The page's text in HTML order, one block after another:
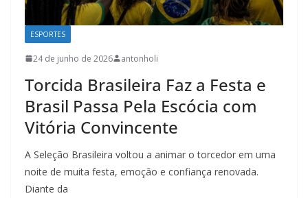
ESPORTES
24 de junho de 2026 antonholi
Torcida Brasileira Faz a Festa e
Brasil Passa Pela Escócia com
Vitória Convincente
A Seleção Brasileira voltou a animar o torcedor em uma
noite de muita festa, emoção e confiança renovada.
Diante da